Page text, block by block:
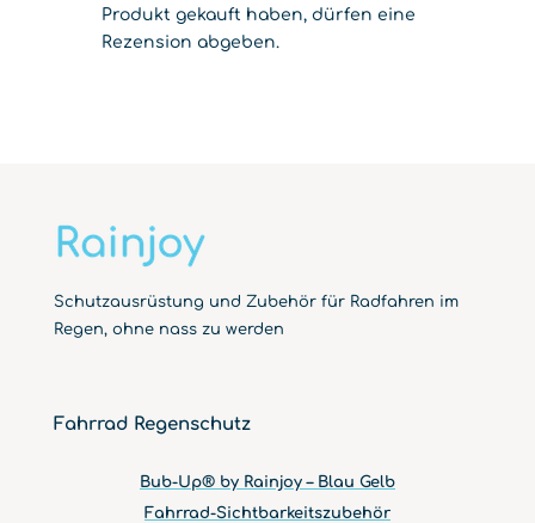
Produkt gekauft haben, dürfen eine
Rezension abgeben.
Schutzausrüstung und Zubehör für Radfahren im
Regen, ohne nass zu werden
Fahrrad Regenschutz
Bub-Up® by Rainjoy – Blau Gelb
Fahrrad-Sichtbarkeitszubehör